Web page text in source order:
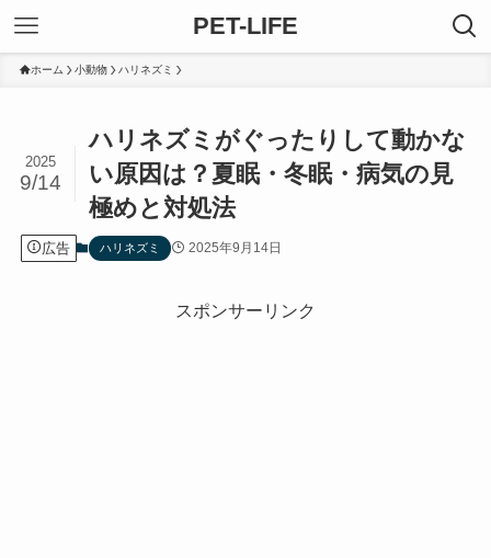
PET-LIFE
ホーム 小動物 ハリネズミ
ハリネズミがぐったりして動かな
い原因は？夏眠・冬眠・病気の見
極めと対処法
2025
9/14
広告 ハリネズミ 2025年9月14日
スポンサーリンク